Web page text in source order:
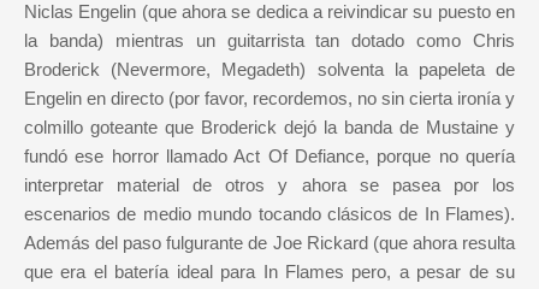
Niclas Engelin (que ahora se dedica a reivindicar su puesto en
la banda) mientras un guitarrista tan dotado como Chris
Broderick (Nevermore, Megadeth) solventa la papeleta de
Engelin en directo (por favor, recordemos, no sin cierta ironía y
colmillo goteante que Broderick dejó la banda de Mustaine y
fundó ese horror llamado Act Of Defiance, porque no quería
interpretar material de otros y ahora se pasea por los
escenarios de medio mundo tocando clásicos de In Flames).
Además del paso fulgurante de Joe Rickard (que ahora resulta
que era el batería ideal para In Flames pero, a pesar de su